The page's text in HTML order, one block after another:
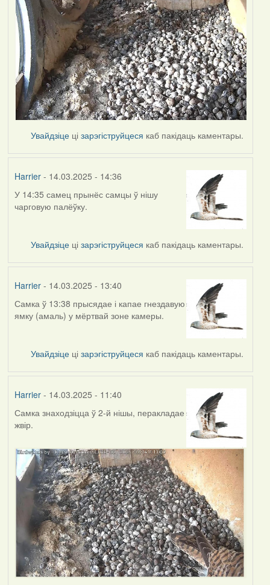
Увайдзіце цізарэгіструйцеся каб пакідаць каментары.
Harrier- 14.03.2025 - 14:36
У 14:35 самец прынёс самцы ў нішу
чарговую палёўку.
Увайдзіце цізарэгіструйцеся каб пакідаць каментары.
Harrier- 14.03.2025 - 13:40
Самка ў 13:38 прысядае і капае гнездавую
ямку (амаль) у мёртвай зоне камеры.
Увайдзіце цізарэгіструйцеся каб пакідаць каментары.
Harrier- 14.03.2025 - 11:40
Самка знаходзіцца ў 2-й нішы, перакладае
жвір.